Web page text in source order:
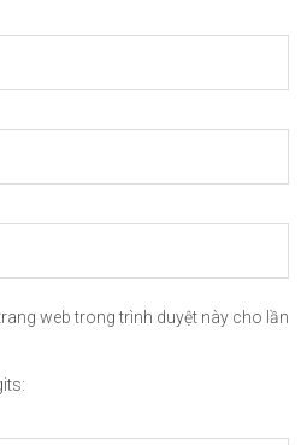
web trong trình duyệt này cho lần